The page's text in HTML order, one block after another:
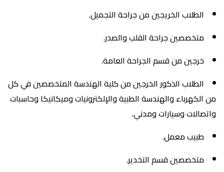
الطلاب الخريجين من جراحة التجميل.
متخصصين جراحة القلب والصدر.
خرجين من قسم الجراحة العامة.
الطلاب الذكور الخرجين من كلية الهندسة المتخصصين في كل
من الكهرباء والهندسة الطبية والإلكترونيات وميكانيكا وحاسبات
واتصالات وسيارات ومدني.
طبيب معمل.
متخصصين قسم التخدير.